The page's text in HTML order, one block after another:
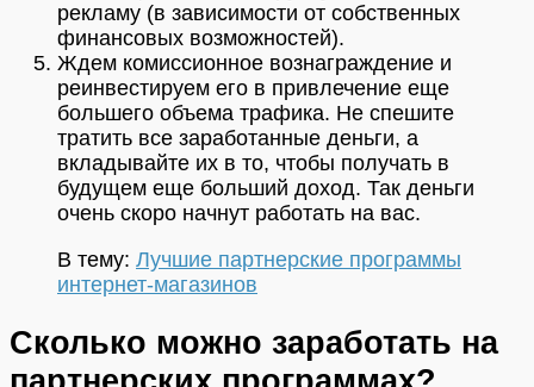
рекламу (в зависимости от собственных
финансовых возможностей).
Ждем комиссионное вознаграждение и
реинвестируем его в привлечение еще
большего объема трафика. Не спешите
тратить все заработанные деньги, а
вкладывайте их в то, чтобы получать в
будущем еще больший доход. Так деньги
очень скоро начнут работать на вас.
В тему: Лучшие партнерские программы
интернет-магазинов
Сколько можно заработать на